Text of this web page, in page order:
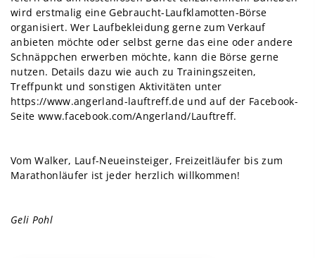
wird erstmalig eine Gebraucht-Laufklamotten-Börse
organisiert. Wer Laufbekleidung gerne zum Verkauf
anbieten möchte oder selbst gerne das eine oder andere
Schnäppchen erwerben möchte, kann die Börse gerne
nutzen. Details dazu wie auch zu Trainingszeiten,
Treffpunkt und sonstigen Aktivitäten unter
https://www.angerland-lauftreff.deund auf der Facebook-
Seite www.facebook.com/Angerland/Lauftreff.
Vom Walker, Lauf-Neueinsteiger, Freizeitläufer bis zum
Marathonläufer ist jeder herzlich willkommen!
Geli Pohl